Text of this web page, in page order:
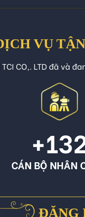
VỤ
TCI CO,. LTD đã và
CÁN BỘ NHÂN
ĐĂNG